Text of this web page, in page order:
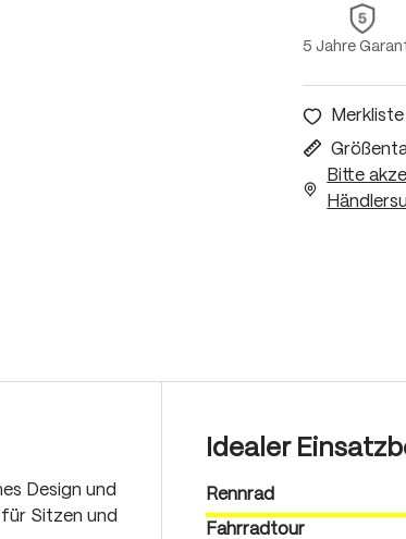
5 Jahre
Merkliste
Bitte
Design und
Sitzen und
Idealer
Rennrad
Fahrradtour